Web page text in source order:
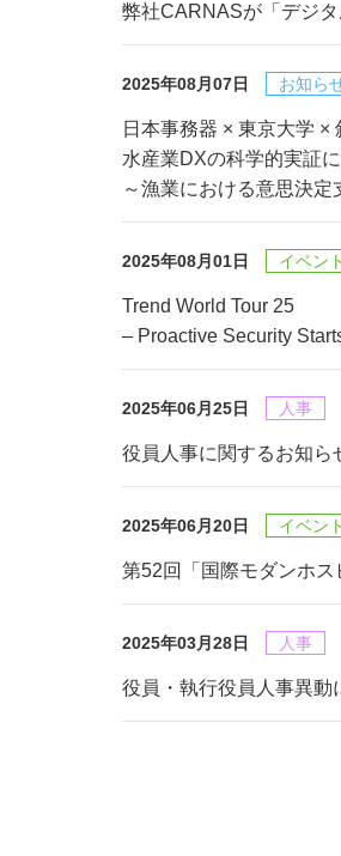
弊社CARNASが「デジ
2025年08月07日 お知ら
日本事務器 × 東京大学 ×
水産業DXの科学的実証
～漁業における意思決
2025年08月01日 イベント
Trend World Tour 25
– Proactive Security
2025年06月25日 人事
役員人事に関するお知ら
2025年06月20日 イベント
第52回「国際モダンホ
2025年03月28日 人事
役員・執行役員人事異動